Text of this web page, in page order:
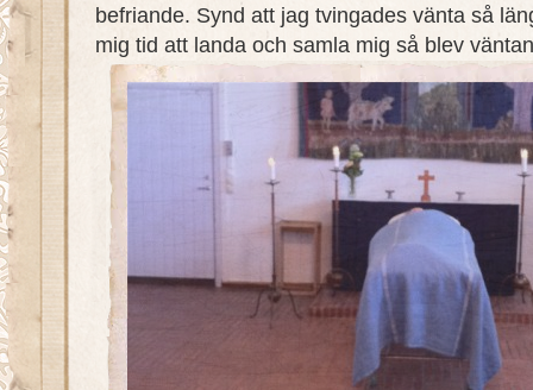
befriande. Synd att jag tvingades vänta så
mig tid att landa och samla mig så blev